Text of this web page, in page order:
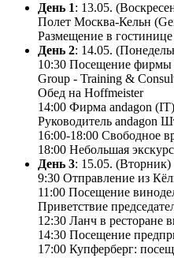
День 1: 13.05.
Полет Москва-Кельн
Размещение в
День 2: 14.05.
10:30 Посещение фирмы
Group - Training &
Обед на Hoffmeister
14:00 Фирма andagon (IT)
Руководитель andagon
16:00-18:00 Свободное
18:00 Небольшая
День 3: 15.05. (Вторник)
9:30 Отправление из
11:00 Посещение
Приветствие
12:30 Ланч в ресторане
14:30 Посещение
17:00 Купферберг: